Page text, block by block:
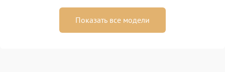
Показать все модели